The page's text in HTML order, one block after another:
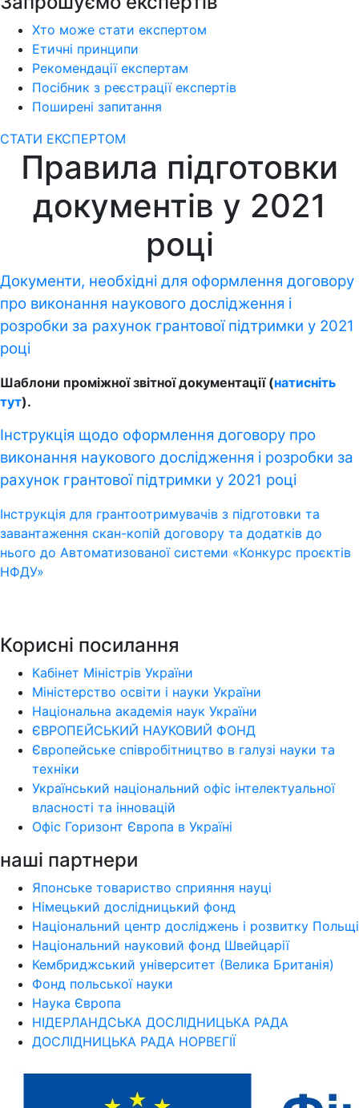
Хто може стати експертом
Етичні принципи
Рекомендації експертам
Посібник з реєстрації експертів
Поширені запитання
СТАТИ ЕКСПЕРТОМ
Правила підготовки
документів у 2021
році
Документи, необхідні для оформлення договору
про виконання наукового дослідження і
розробки за рахунок грантової підтримки у 2021
році
Шаблони проміжної звітної документації (натисніть
тут).
Інструкція щодо оформлення договору про
виконання наукового дослідження і розробки за
рахунок грантової підтримки у 2021 році
Інструкція для грантоотримувачів з підготовки та
завантаження скан-копій договору та додатків до
нього до Автоматизованої системи «Конкурс проєктів
НФДУ»
Корисні посилання
Кабінет Міністрів України
Міністерство освіти і науки України
Національна академія наук України
ЄВРОПЕЙСЬКИЙ НАУКОВИЙ ФОНД
Європейське співробітництво в галузі науки та
техніки
Український національний офіс інтелектуальної
власності та інновацій
Офіс Горизонт Європа в Україні
наші партнери
Японське товариство сприяння науці
Німецький дослідницький фонд
Національний центр досліджень і розвитку Польщі
Національний науковий фонд Швейцарії
Кембриджський університет (Велика Британія)
Фонд польської науки
Наука Європа
НІДЕРЛАНДСЬКА ДОСЛІДНИЦЬКА РАДА
ДОСЛІДНИЦЬКА РАДА НОРВЕГІЇ